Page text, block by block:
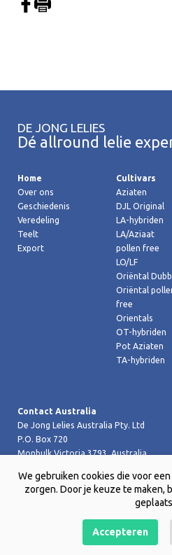
DE JONG LELIES
Dé allround lelie
Home
Over ons
Geschiedenis
Veredeling
Teelt
Export
Cultivars
Aziaten
DJL Original
LA-hybriden
LA/Aziaat
pollen free
LO/LF
Oriëntal
Oriëntal
free
Orientals
OT-hybriden
Pot Aziaten
TA-hybriden
Contact Australia
De Jong Lelies Australia Pty. Ltd
P.O. Box 720
Monbulk Victoria 3793, Australia
T +61 (0)359 619 188
F +61 (0)359 619 199
Copyright © 2026 De Jong Lelies
We gebruiken cookies die voor
zorgen. Door je keuze te maken,
Accepteren